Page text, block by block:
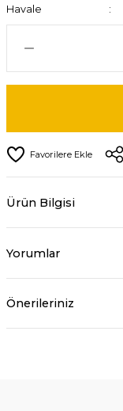
Havale
Ürün Bilgisi
Yorumlar
Önerileriniz